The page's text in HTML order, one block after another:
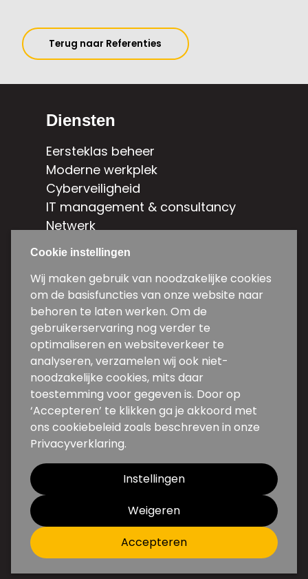
Terug naar Referenties
Diensten
Eersteklas beheer
Moderne werkplek
Cyberveiligheid
IT management & consultancy
Netwerk
Hybride cloud
Contact
Weg en Bos 5d-5e
2661 DG Bergschenhoek
010 31 34 600
info@backwire.nl
Volg ons
Privacy Algemene Voorwaarden
Cookie instellingen
Wij maken gebruik van noodzakelijke cookies
om de basisfuncties van onze website naar
behoren te laten werken. Om de
gebruikerservaring nog verder te
optimaliseren en websiteverkeer te
analyseren, verzamelen wij ook niet-
noodzakelijke cookies, mits daar
toestemming voor gegeven is. Door op
‘Accepteren’ te klikken ga je akkoord met
ons cookiebeleid zoals beschreven in onze
Privacyverklaring.
Instellingen
Weigeren
Accepteren